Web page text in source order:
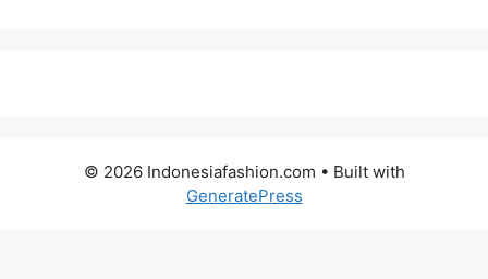
© 2026 Indonesiafashion.com • Built with
GeneratePress